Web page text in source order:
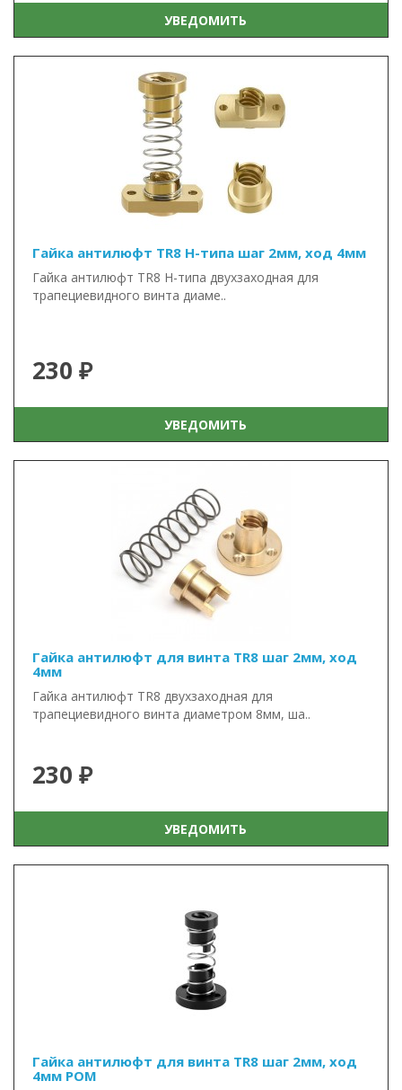
УВЕДОМИТЬ
Гайка антилюфт TR8 Н-типа шаг 2мм, ход 4мм
Гайка антилюфт TR8 Н-типа двухзаходная для
трапециевидного винта диаме..
230 ₽
УВЕДОМИТЬ
Гайка антилюфт для винта TR8 шаг 2мм, ход
4мм
Гайка антилюфт TR8 двухзаходная для
трапециевидного винта диаметром 8мм, ша..
230 ₽
УВЕДОМИТЬ
Гайка антилюфт для винта TR8 шаг 2мм, ход
4мм POM